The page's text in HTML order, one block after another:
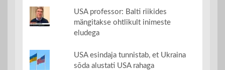
USA professor: Balti riikides
mängitakse ohtlikult inimeste
eludega
USA esindaja tunnistab, et Ukraina
sõda alustati USA rahaga